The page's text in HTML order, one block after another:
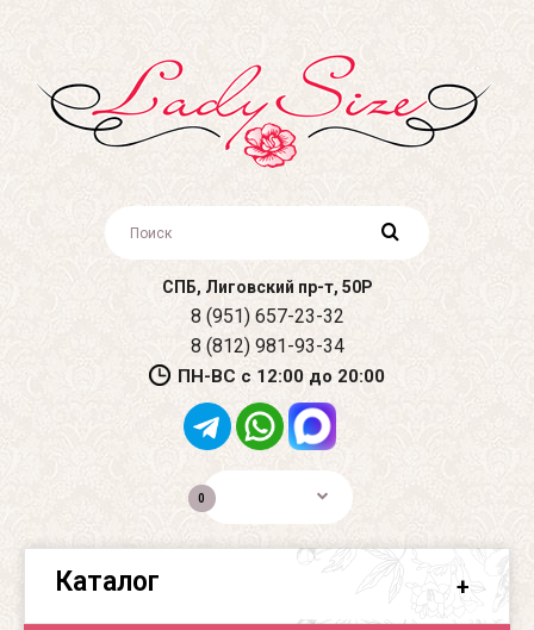
СПБ, Лиговский пр-т, 50Р
8 (951) 657-23-32
8 (812) 981-93-34
ПН-ВС с 12:00 до 20:00
0
Каталог